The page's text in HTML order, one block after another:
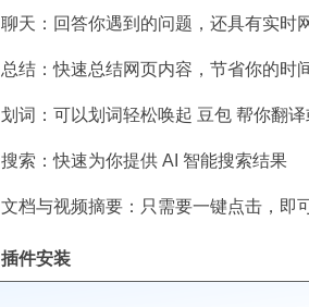
聊天：回答你遇到的问题，还具有实时
总结：快速总结网页内容，节省你的时
划词：可以划词轻松唤起 豆包 帮你翻
搜索：快速为你提供 AI 智能搜索结果
文档与视频摘要：只需要一键点击，即
插件安装